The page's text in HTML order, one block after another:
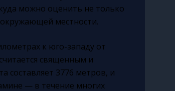
можно оценить не только
местности.
к юго-западу от
священным и
составляет 3776 метров, и
— в течение многих